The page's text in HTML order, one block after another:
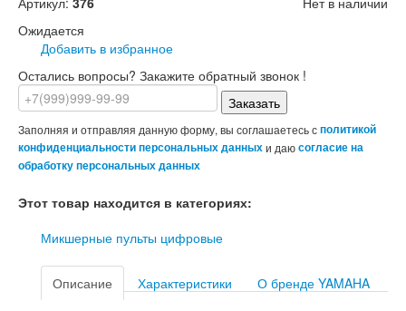
Ожидается
Добавить в избранное
Остались вопросы? Закажите обратный звонок !
Заказать
Заполняя и отправляя данную форму, вы соглашаетесь сполитикой
конфиденциальности персональных данныхи даюсогласие на
обработку персональных данных
Этот товар находится в категориях:
Микшерные пульты цифровые
Описание Характеристики О бренде YAMAHA